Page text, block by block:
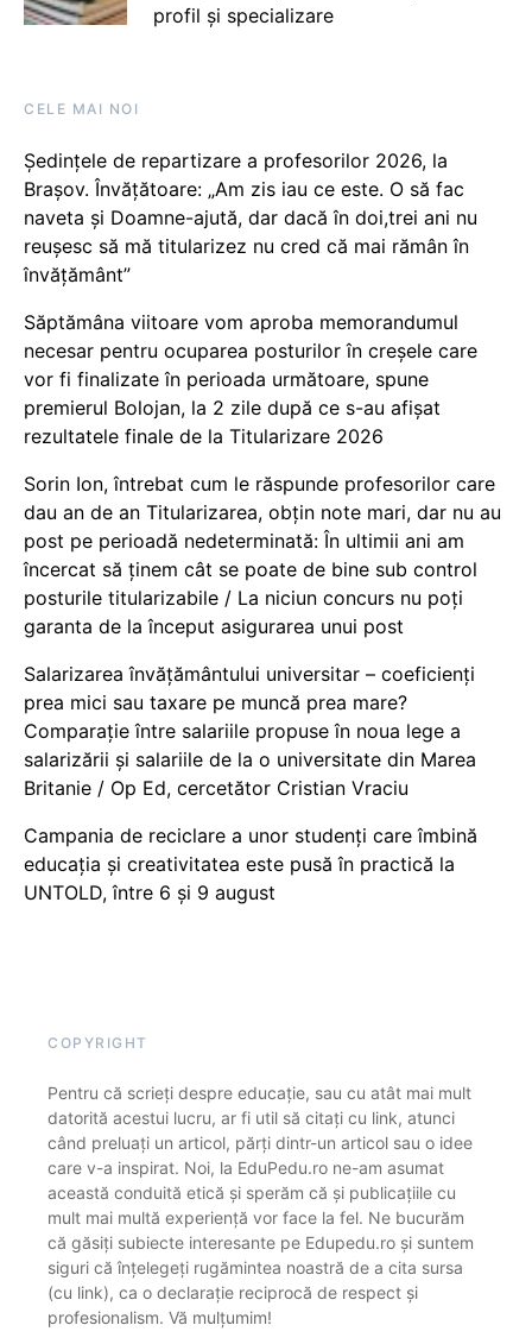
profil și specializare
CELE MAI NOI
Ședințele de repartizare a profesorilor 2026, la
Brașov. Învățătoare: „Am zis iau ce este. O să fac
naveta și Doamne-ajută, dar dacă în doi,trei ani nu
reușesc să mă titularizez nu cred că mai rămân în
învățământ”
Săptămâna viitoare vom aproba memorandumul
necesar pentru ocuparea posturilor în creșele care
vor fi finalizate în perioada următoare, spune
premierul Bolojan, la 2 zile după ce s-au afișat
rezultatele finale de la Titularizare 2026
Sorin Ion, întrebat cum le răspunde profesorilor care
dau an de an Titularizarea, obțin note mari, dar nu au
post pe perioadă nedeterminată: În ultimii ani am
încercat să ținem cât se poate de bine sub control
posturile titularizabile / La niciun concurs nu poți
garanta de la început asigurarea unui post
Salarizarea învățământului universitar – coeficienți
prea mici sau taxare pe muncă prea mare?
Comparație între salariile propuse în noua lege a
salarizării și salariile de la o universitate din Marea
Britanie / Op Ed, cercetător Cristian Vraciu
Campania de reciclare a unor studenți care îmbină
educația și creativitatea este pusă în practică la
UNTOLD, între 6 și 9 august
COPYRIGHT
Pentru că scrieți despre educație, sau cu atât mai mult
datorită acestui lucru, ar fi util să citați cu link, atunci
când preluați un articol, părți dintr-un articol sau o idee
care v-a inspirat. Noi, la EduPedu.ro ne-am asumat
această conduită etică și sperăm că și publicațiile cu
mult mai multă experiență vor face la fel. Ne bucurăm
că găsiți subiecte interesante pe Edupedu.ro și suntem
siguri că înțelegeți rugămintea noastră de a cita sursa
(cu link), ca o declarație reciprocă de respect și
profesionalism. Vă mulțumim!